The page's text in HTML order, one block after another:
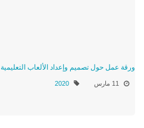
ورقة عمل حول تصميم وإعداد الألعاب التعليمية
11 مارس 2020